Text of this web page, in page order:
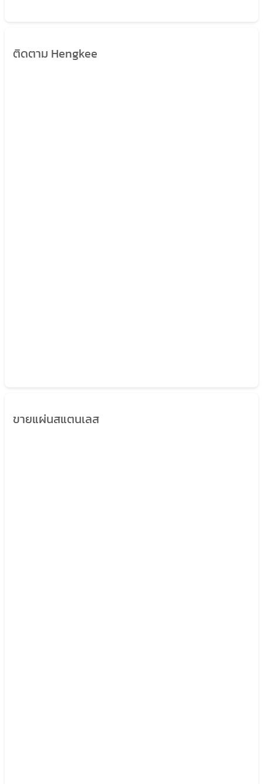
ติดตาม Hengkee
ขายแผ่นสแตนเลส